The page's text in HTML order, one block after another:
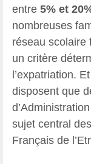
entre 5% et
nombreuses
réseau scolaire
un critère
l’expatriation.
disposent que
sujet central
Français de